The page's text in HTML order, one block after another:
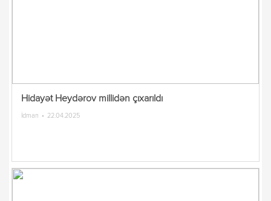
Hidayət Heydərov millidən çıxarıldı
İdman 22.04.2025